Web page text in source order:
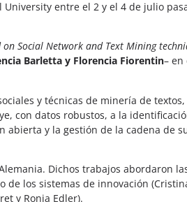
entre el 2 y el 4 de julio
Social Network and Text Mining
Barletta y Florencia Fiorentin– en
y técnicas de minería de
con datos robustos, a la
y la gestión de la cadena de
Dichos trabajos abordaron
de los sistemas de innovación
y Ronja Edler).